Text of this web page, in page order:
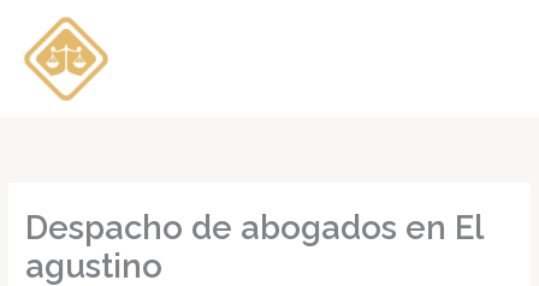
contenido
Despacho de abogados en El
agustino